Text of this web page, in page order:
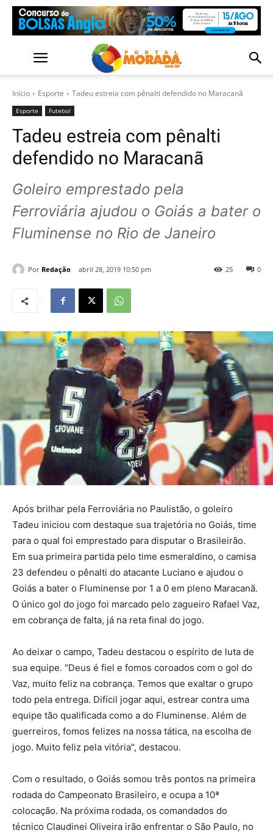
Início Esporte Tadeu estreia com pênalti defendido no Maracanã
Esporte Futebol
Tadeu estreia com pênalti
defendido no Maracanã
Goleiro emprestado pela
Ferroviária ajudou o Goiás a bater o
Fluminense no Rio de Janeiro
Por Redação abril 28, 2019 10:50 pm 0
25
Após brilhar pela Ferroviária no Paulistão, o goleiro
Tadeu iniciou com destaque sua trajetória no Goiás, time
para o qual foi emprestado para disputar o Brasileirão.
Em sua primeira partida pelo time esmeraldino, o camisa
23 defendeu o pênalti do atacante Luciano e ajudou o
Goiás a bater o Fluminense por 1 a 0 em pleno Maracanã.
O único gol do jogo foi marcado pelo zagueiro Rafael Vaz,
em cobrança de falta, já na reta final do jogo.
Ao deixar o campo, Tadeu destacou o espírito de luta de
sua equipe. "Deus é fiel e fomos coroados com o gol do
Vaz, muito feliz na cobrança. Temos que exaltar o grupo
todo pela entrega. Difícil jogar aqui, estrear contra uma
equipe tão qualificada como a do Fluminense. Além de
guerreiros, fomos felizes na nossa tática, na escolha de
jogo. Muito feliz pela vitória", destacou.
Com o resultado, o Goiás somou três pontos na primeira
rodada do Campeonato Brasileiro, e ocupa a 10ª
colocação. Na próxima rodada, os comandados do
técnico Claudinei Oliveira irão enfrentar o São Paulo, no